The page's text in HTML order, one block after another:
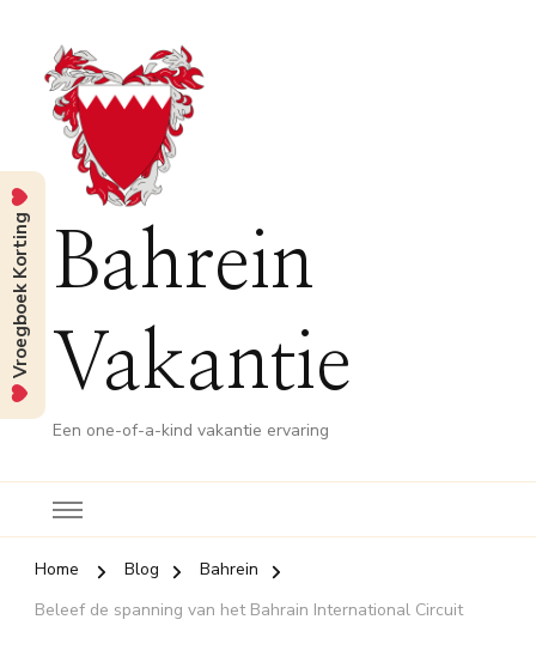
Bahrein
Vakantie
Een one-of-a-kind vakantie ervaring
Home Blog
Bahrein
Beleef de spanning van het Bahrain International Circuit
Vroegboek Korting